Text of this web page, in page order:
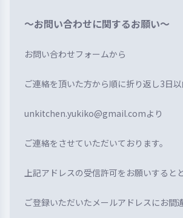
～お問い合わせに関するお願い～
お問い合わせフォームから
ご連絡を頂いた方から順に折り返し3日
unkitchen.yukiko@gmail.comより
ご連絡をさせていただいております。
上記アドレスの受信許可をお願いすると
ご登録いただいたメールアドレスにお間